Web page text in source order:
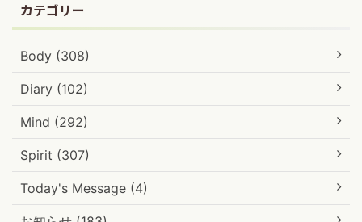
カテゴリー
Body (308)
Diary (102)
Mind (292)
Spirit (307)
Today's Message (4)